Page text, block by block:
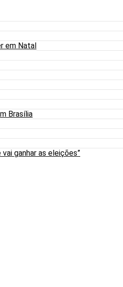
em Natal
Brasília
ganhar as eleições”